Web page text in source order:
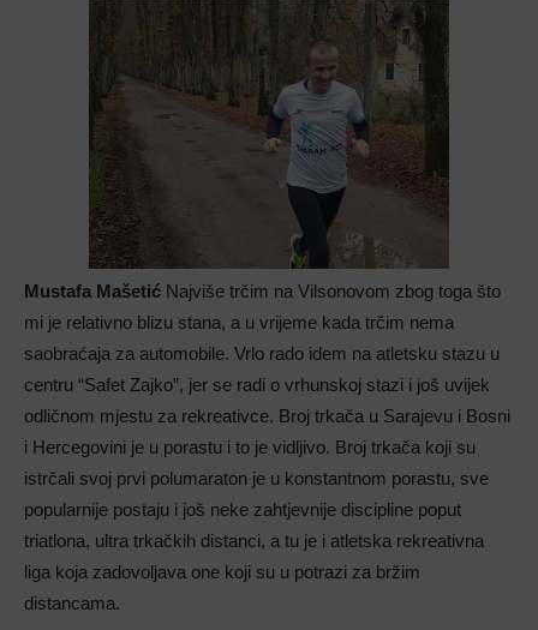
Mustafa Mašetić Najviše trčim na Vilsonovom zbog toga što
mi je relativno blizu stana, a u vrijeme kada trčim nema
saobraćaja za automobile. Vrlo rado idem na atletsku stazu u
centru “Safet Zajko”, jer se radi o vrhunskoj stazi i još uvijek
odličnom mjestu za rekreativce. Broj trkača u Sarajevu i Bosni
i Hercegovini je u porastu i to je vidljivo. Broj trkača koji su
istrčali svoj prvi polumaraton je u konstantnom porastu, sve
popularnije postaju i još neke zahtjevnije discipline poput
triatlona, ultra trkačkih distanci, a tu je i atletska rekreativna
liga koja zadovoljava one koji su u potrazi za bržim
distancama.